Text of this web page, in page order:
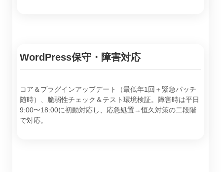
WordPress保守・障害対応
コア＆プラグインアップデート（最低年1回＋緊急パッチ
随時）、脆弱性チェック＆テスト環境検証。障害時は平日
9:00〜18:00に初動対応し、応急処置→恒久対策の二段階
で対応。